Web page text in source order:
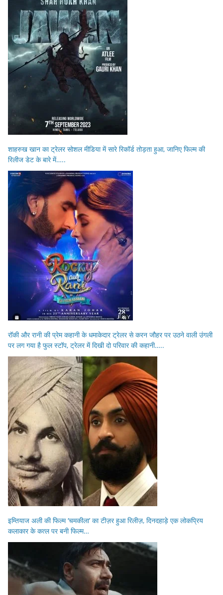
शाहरुख खान का ट्रेलर सोशल मीडिया में सारे रिकॉर्ड तोड़ता हुआ, जानिए फिल्म की
रिलीज डेट के बारे में…..
रॉकी और रानी की प्रेम कहानी के धमाकेदार ट्रेलर से करन जौहर पर उठने वाली उंगली
पर लग गया है फुल स्टॉप, ट्रेलर में दिखी दो परिवार की कहानी…..
इम्तियाज अली की फिल्म ‘चमकीला’ का टीज़र हुआ रिलीज़, दिनदहाड़े एक लोकप्रिय
कलाकार के कत्ल पर बनी फिल्म…